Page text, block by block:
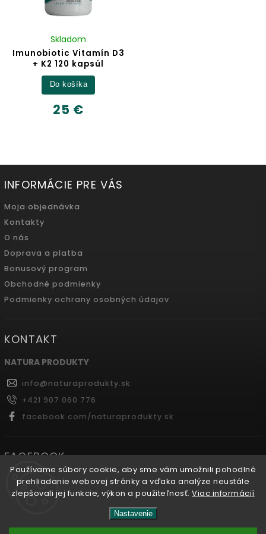
Používame súbory cookie, aby sme vám umožnili pohodlné
prehliadanie webovej stránky a vďaka analýze neustále
zlepšovali jej funkcie, výkon a použiteľnosť.Viac informácií
Nastavenie
Imunobiotic Vitamín D3
+ K2 120 kapsúl
Skladom
25 €
Do košíka
INFORMÁCIE PRE VÁS
Moja objednávka
Kontakty
O nás
Doprava a platba
Bonusový program
Obchodné podmienky
Podmienky ochrany osobných údajov
KONTAKT
NATURA PRODUKTY
info@naturaprodukty.sk
+421 907 060 776
facebook.com/naturaprodukty.sk
FACEBOOK
Naturaprodukty.sk
vyhradené.